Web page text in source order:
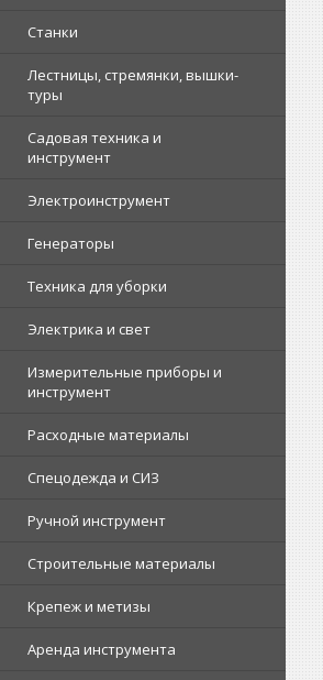
Станки
Лестницы, стремянки, вышки-
туры
Садовая техника и
инструмент
Электроинструмент
Генераторы
Техника для уборки
Электрика и свет
Измерительные приборы и
инструмент
Расходные материалы
Спецодежда и СИЗ
Ручной инструмент
Строительные материалы
Крепеж и метизы
Аренда инструмента